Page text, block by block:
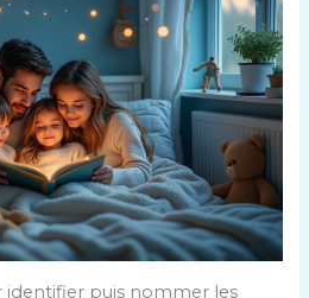
identifier puis nommer les